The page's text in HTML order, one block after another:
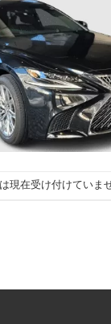
現在受け付けていませ